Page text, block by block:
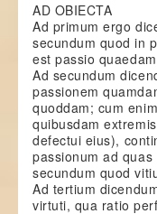
AD OBIECTA
Ad primum ergo
secundum quod in
est passio
Ad secundum
passionem
quoddam; cum
quibusdam
defectui eius),
passionum ad
secundum quod
Ad tertium
virtuti, qua ratio